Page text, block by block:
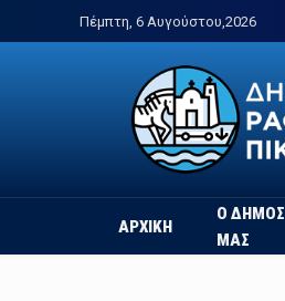
Πέμπτη, 6 Αυγούστου,2026
ΑΡΧΙΚΗ
Ο ΔΗΜΟΣ
ΜΑΣ